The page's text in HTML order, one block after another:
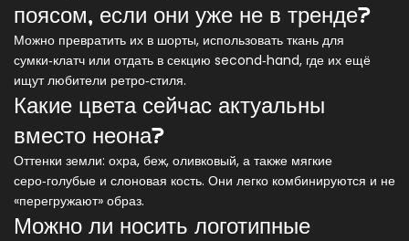
поясом, если они уже не в тренде?
Можно превратить их в шорты, использовать ткань для
сумки‑клатч или отдать в секцию second‑hand, где их ещё
ищут любители ретро‑стиля.
Какие цвета сейчас актуальны
вместо неона?
Оттенки земли: охра, беж, оливковый, а также мягкие
серо‑голубые и слоновая кость. Они легко комбинируются и не
«перегружают» образ.
Можно ли носить логотипные